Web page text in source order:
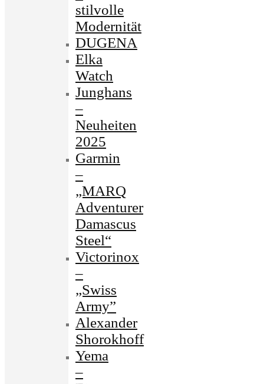
stilvolle
Modernität
DUGENA
Elka
Watch
Junghans
–
Neuheiten
2025
Garmin
–
„MARQ
Adventurer
Damascus
Steel“
Victorinox
–
„Swiss
Army”
Alexander
Shorokhoff
Yema
–